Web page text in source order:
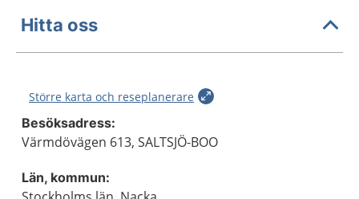
Hitta oss
Större karta och reseplanerare
Besöksadress:
Värmdövägen 613, SALTSJÖ-BOO
Län, kommun: